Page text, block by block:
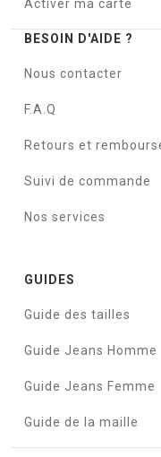
Activer ma carte
BESOIN D'AIDE ?
Nous contacter
F.A.Q
Retours et
Suivi de commande
Nos services
GUIDES
Guide des tailles
Guide Jeans Homme
Guide Jeans Femme
Guide de la maille